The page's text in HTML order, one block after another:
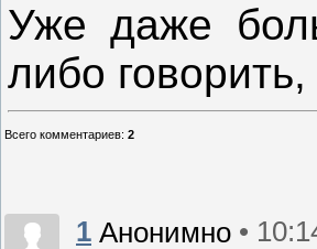
Уже даже
либо
Всего комментариев: 2
1 Анонимно •